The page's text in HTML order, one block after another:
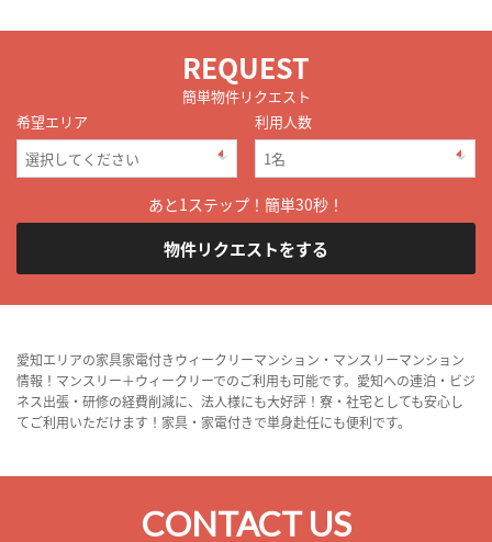
REQUEST
簡単物件リクエスト
希望エリア
利用人数
あと1ステップ！簡単30秒！
物件リクエストをする
愛知エリアの家具家電付きウィークリーマンション・マンスリーマンション
情報！マンスリー＋ウィークリーでのご利用も可能です。愛知への連泊・ビジ
ネス出張・研修の経費削減に、法人様にも大好評！寮・社宅としても安心し
てご利用いただけます！家具・家電付きで単身赴任にも便利です。
CONTACT US